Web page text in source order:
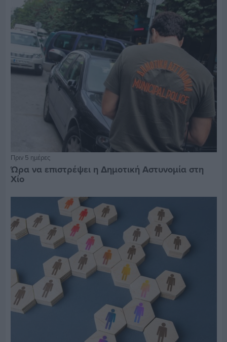
Πριν 5 ημέρες
Ώρα να επιστρέψει η Δημοτική Αστυνομία στη
Χίο